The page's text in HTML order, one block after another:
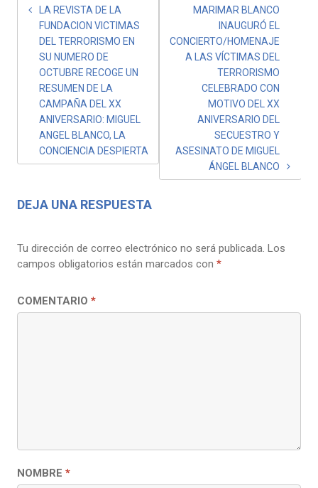
LA REVISTA DE LA
FUNDACION VICTIMAS
DEL TERRORISMO EN
SU NUMERO DE
OCTUBRE RECOGE UN
RESUMEN DE LA
CAMPAÑA DEL XX
ANIVERSARIO: MIGUEL
ANGEL BLANCO, LA
CONCIENCIA DESPIERTA
MARIMAR BLANCO
INAUGURÓ EL
CONCIERTO/HOMENAJE
A LAS VÍCTIMAS DEL
TERRORISMO
CELEBRADO CON
MOTIVO DEL XX
ANIVERSARIO DEL
SECUESTRO Y
ASESINATO DE MIGUEL
ÁNGEL BLANCO
DEJA UNA RESPUESTA
Tu dirección de correo electrónico no será publicada. Los
campos obligatorios están marcados con *
COMENTARIO *
NOMBRE *